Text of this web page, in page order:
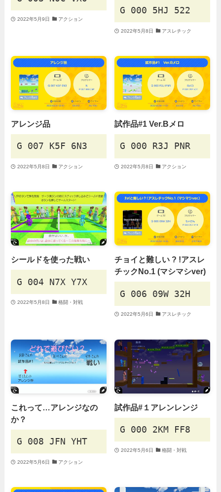
2022年5月9日 アクション
G 000 5HJ 522
2022年5月8日 アスレチック
アレンジ品
G 007 K5F 6N3
2022年5月8日 アクション
試作品#1 Ver.Bメロ
G 000 R3J PNR
2022年5月8日 アクション
シールドを使った戦い
G 004 N7X Y7X
2022年5月8日 格闘・対戦
チョイと難しい ? !アスレ
チックNo.1 (マシマシver)
G 006 09W 32H
2022年5月6日 アスレチック
これって…アレンジなの
か？
G 008 JFN YHT
2022年5月6日 アクション
試作品#１アレンレンジ
G 000 2KM FF8
2022年5月6日 格闘・対戦